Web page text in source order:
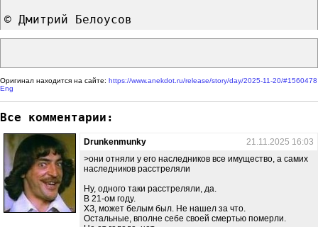
© Дмитрий Белоусов
Оригинал находится на сайте: https://www.anekdot.ru/release/story/day/2025-11-20/#1560478
Eng
Все комментарии:
Drunkenmunky
21.11.2025 16:03
>они отняли у его наследников все имущество, а самих
наследников расстреляли
Ну, одного таки расстреляли, да.
В 21-ом году.
ХЗ, может белым был. Не нашел за что.
Остальные, вполне себе своей смертью померли.